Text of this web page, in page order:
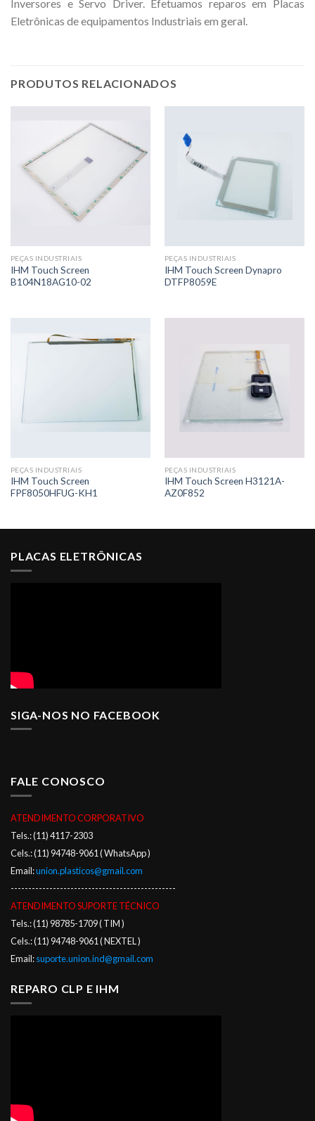
Inversores e Servo Driver. Efetuamos reparos em Placas
Eletrônicas de equipamentos Industriais em geral.
PRODUTOS RELACIONADOS
PEÇAS INDUSTRIAIS
IHM Touch Screen
B104N18AG10-02
PEÇAS INDUSTRIAIS
IHM Touch Screen Dynapro
DTFP8059E
PEÇAS INDUSTRIAIS
IHM Touch Screen
FPF8050HFUG-KH1
PEÇAS INDUSTRIAIS
IHM Touch Screen H3121A-
AZ0F852
PLACAS ELETRÔNICAS
SIGA-NOS NO FACEBOOK
FALE CONOSCO
ATENDIMENTO CORPORATIVO
Tels.: (11) 4117-2303
Cels.: (11) 94748-9061 ( WhatsApp )
Email:union.plasticos@gmail.com
-----------------------------------------------
ATENDIMENTO SUPORTE TÉCNICO
Tels.: (11) 98785-1709 ( TIM )
Cels.: (11) 94748-9061 ( NEXTEL )
Email:suporte.union.ind@gmail.com
REPARO CLP E IHM